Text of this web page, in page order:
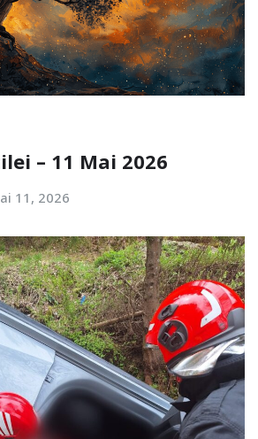
– 11 Mai 2026
11, 2026